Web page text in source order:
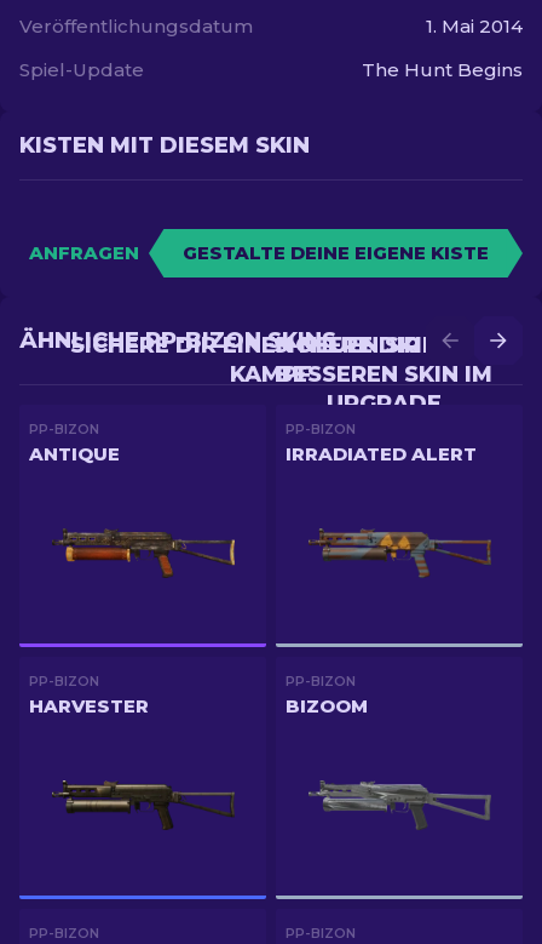
Veröffentlichungsdatum
1. Mai 2014
Spiel-Update
The Hunt Begins
KISTEN MIT DIESEM SKIN
ANFRAGEN GESTALTE DEINE EIGENE KISTE
SICHERE DIR EINEN
BESSEREN SKIN IM
UPGRADE
SICHERE DIR EINEN NEUEN SKIN IM
KAMPF
ÄHNLICHE PP-BIZON SKINS
PP-BIZON
ANTIQUE
PP-BIZON
IRRADIATED ALERT
PP-BIZON
HARVESTER
PP-BIZON
BIZOOM
PP-BIZON PP-BIZON